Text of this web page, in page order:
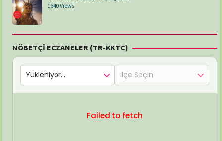
1640 Views
NÖBETÇİ ECZANELER (TR-KKTC)
Failed to fetch